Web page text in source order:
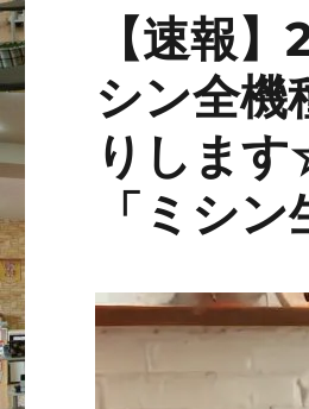
【速報
シン全機
りしま
「ミシ